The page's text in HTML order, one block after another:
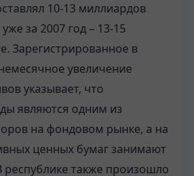
10-13 миллиардов
за 2007 год – 13-15
Зарегистрированное в
увеличение
указывает, что
являются одним из
на фондовом рынке, а на
ценных бумаг занимают
также произошло